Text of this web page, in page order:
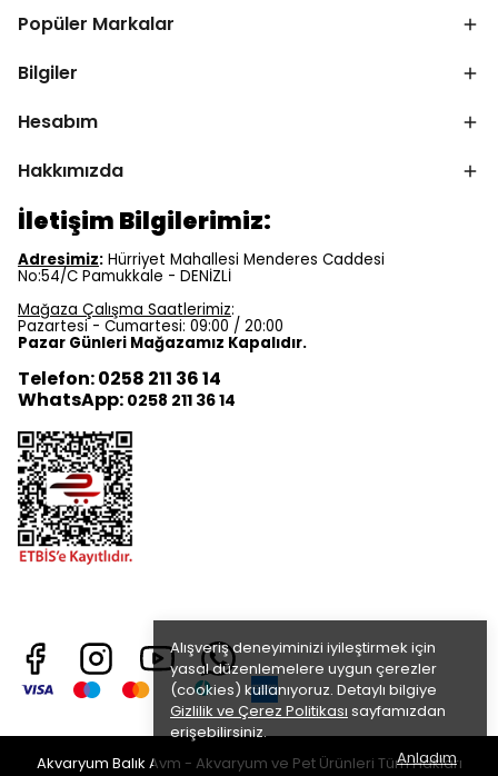
Alışveriş deneyiminizi iyileştirmek için
yasal düzenlemelere uygun çerezler
(cookies) kullanıyoruz. Detaylı bilgiye
Gizlilik ve Çerez Politikası sayfamızdan
erişebilirsiniz.
Anladım
Popüler Markalar
Bilgiler
Hesabım
Hakkımızda
İletişim Bilgilerimiz:
Adresimiz: Hürriyet Mahallesi Menderes Caddesi
No:54/C Pamukkale - DENİZLİ
Mağaza Çalışma Saatlerimiz:
Pazartesi - Cumartesi: 09:00 / 20:00
Pazar Günleri Mağazamız Kapalıdır.
Telefon: 0258 211 36 14
WhatsApp: 0258 211 36 14
Akvaryum Balık Avm - Akvaryum ve Pet Ürünleri Tüm Hakları